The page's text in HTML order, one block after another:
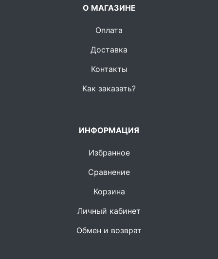
О МАГАЗИНЕ
Оплата
Доставка
Контакты
Как заказать?
ИНФОРМАЦИЯ
Избранное
Сравнение
Корзина
Личный кабинет
Обмен и возврат